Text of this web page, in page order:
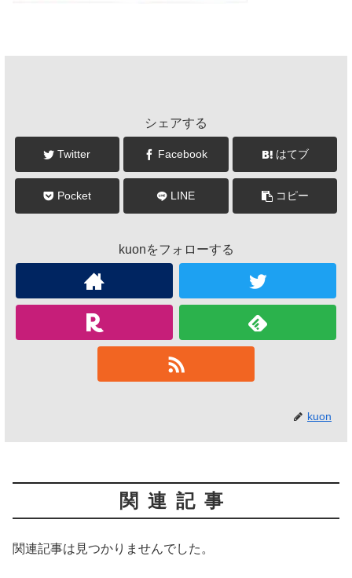
シェアする
Twitter Facebook はてブ
Pocket LINE コピー
kuonをフォローする
kuon
関連記事
関連記事は見つかりませんでした。